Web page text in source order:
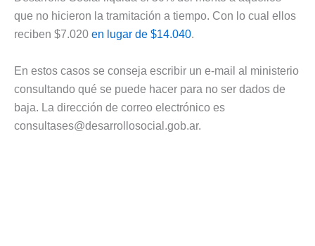
que no hicieron la tramitación a tiempo. Con lo cual ellos
reciben $7.020 en lugar de $14.040.
En estos casos se conseja escribir un e-mail al ministerio
consultando qué se puede hacer para no ser dados de
baja. La dirección de correo electrónico es
consultases@desarrollosocial.gob.ar.